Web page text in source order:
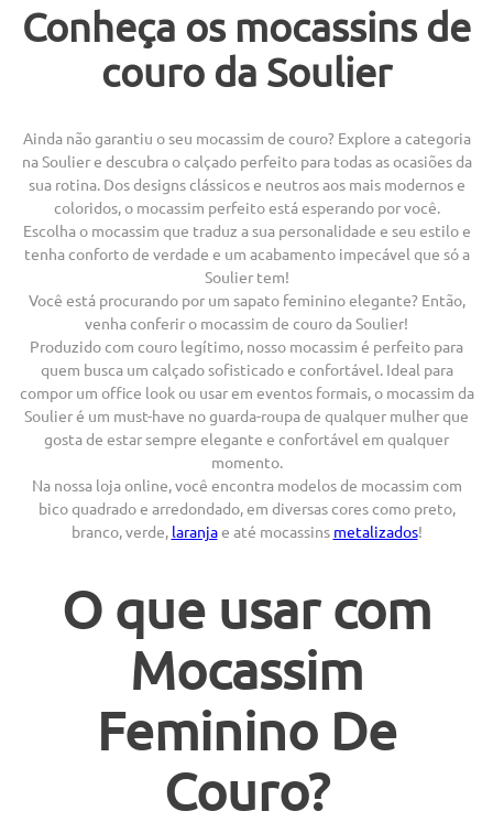
Conheça os mocassins de
couro da Soulier
Ainda não garantiu o seu mocassim de couro? Explore a categoria
na Soulier e descubra o calçado perfeito para todas as ocasiões da
sua rotina. Dos designs clássicos e neutros aos mais modernos e
coloridos, o mocassim perfeito está esperando por você.
Escolha o mocassim que traduz a sua personalidade e seu estilo e
tenha conforto de verdade e um acabamento impecável que só a
Soulier tem!
Você está procurando por um sapato feminino elegante? Então,
venha conferir o mocassim de couro da Soulier!
Produzido com couro legítimo, nosso mocassim é perfeito para
quem busca um calçado sofisticado e confortável. Ideal para
compor um office look ou usar em eventos formais, o mocassim da
Soulier é um must-have no guarda-roupa de qualquer mulher que
gosta de estar sempre elegante e confortável em qualquer
momento.
Na nossa loja online, você encontra modelos de mocassim com
bico quadrado e arredondado, em diversas cores como preto,
branco, verde, laranjae até mocassins metalizados!
O que usar com
Mocassim
Feminino De
Couro?